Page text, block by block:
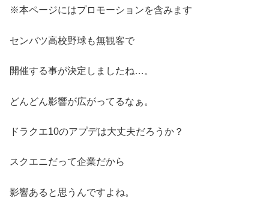
※本ページにはプロモーションを含みます
センバツ高校野球も無観客で
開催する事が決定しましたね…。
どんどん影響が広がってるなぁ。
ドラクエ10のアプデは大丈夫だろうか？
スクエニだって企業だから
影響あると思うんですよね。